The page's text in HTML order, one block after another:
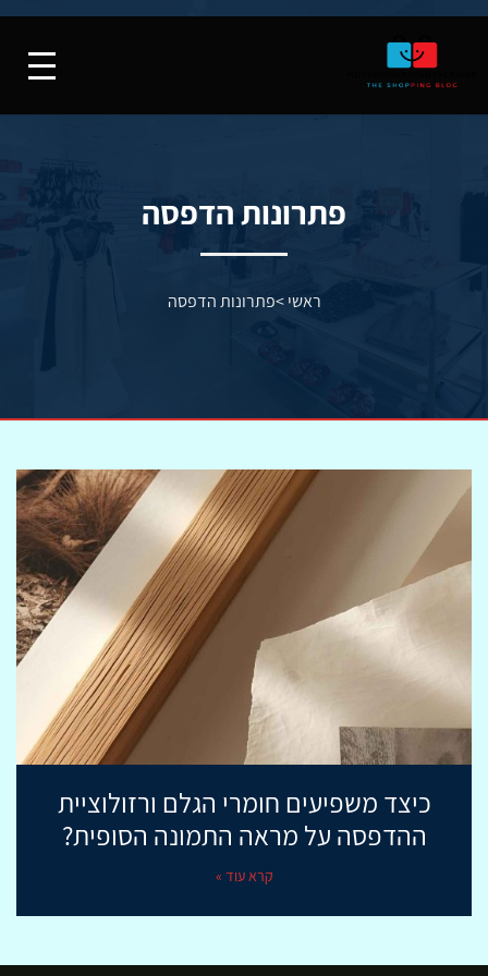
פתרונות הדפסה
ראשי>פתרונות הדפסה
כיצד משפיעים חומרי הגלם ורזולוציית
ההדפסה על מראה התמונה הסופית?
קרא עוד »